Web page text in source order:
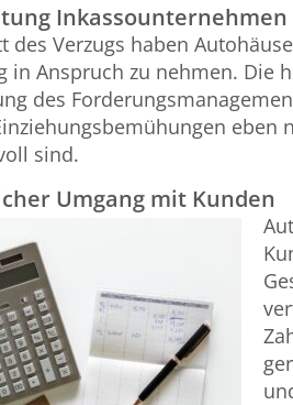
des Verzugs haben
in Anspruch zu nehmen. Die
des
sind.
Umgang mit Kunden